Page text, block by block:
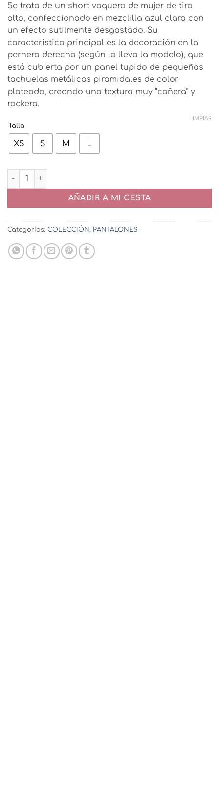
Se trata de un short vaquero de mujer de tiro
alto, confeccionado en mezclilla azul clara con
un efecto sutilmente desgastado. Su
característica principal es la decoración en la
pernera derecha (según lo lleva la modelo), que
está cubierta por un panel tupido de pequeñas
tachuelas metálicas piramidales de color
plateado, creando una textura muy “cañera” y
rockera.
Talla
XS S M L
LIMPIAR
Pantalón Cañero cantidad
AÑADIR A MI CESTA
Categorías: COLECCIÓN , PANTALONES